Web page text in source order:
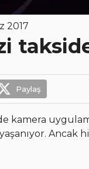
2017
Paylaş
kamera
Ancak